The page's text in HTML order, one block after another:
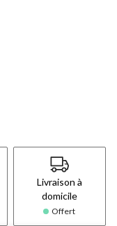
Livraison à
domicile
Offert